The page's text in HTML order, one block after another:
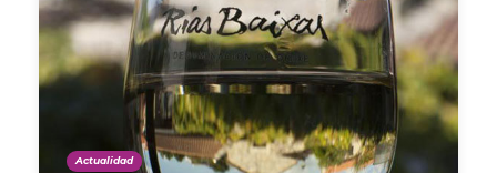
Actualidad